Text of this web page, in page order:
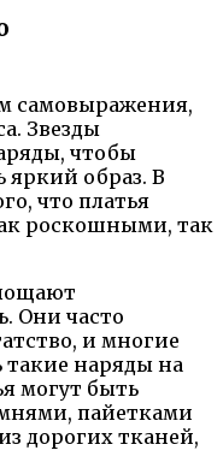
самовыражения,
Звезды
чтобы
яркий образ. В
что платья
роскошными, так
Они часто
и многие
такие наряды на
могут быть
пайетками
дорогих тканей,